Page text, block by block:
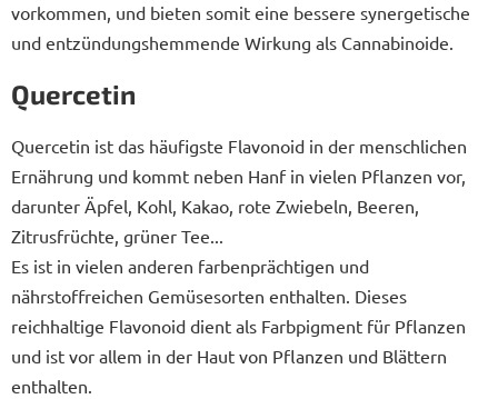
vorkommen, und bieten somit eine bessere synergetische
und entzündungshemmende Wirkung als Cannabinoide.
Quercetin
Quercetin ist das häufigste Flavonoid in der menschlichen
Ernährung und kommt neben Hanf in vielen Pflanzen vor,
darunter Äpfel, Kohl, Kakao, rote Zwiebeln, Beeren,
Zitrusfrüchte, grüner Tee...
Es ist in vielen anderen farbenprächtigen und
nährstoffreichen Gemüsesorten enthalten. Dieses
reichhaltige Flavonoid dient als Farbpigment für Pflanzen
und ist vor allem in der Haut von Pflanzen und Blättern
enthalten.